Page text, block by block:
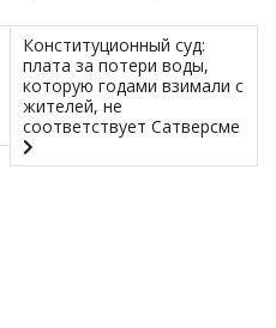
Конституционный суд:
плата за потери воды,
которую годами взимали с
жителей, не
соответствует Сатверсме